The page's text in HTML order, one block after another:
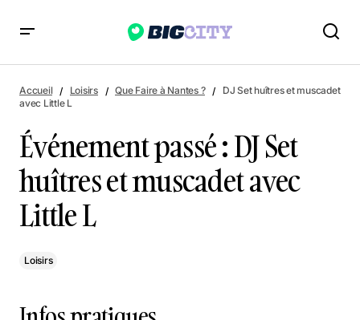
Accueil Loisirs Que Faire à Nantes ?
DJ Set huîtres et muscadet
avec Little L
Événement passé : DJ Set
huîtres et muscadet avec
Little L
Loisirs